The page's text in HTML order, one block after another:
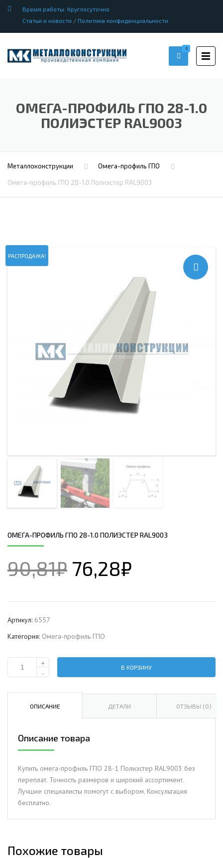
Время работы: Круглосуточно
Статьи и новости / Политика конфиденциальности
0
ОМЕГА-ПРОФИЛЬ ГПО 28-1.0
ПОЛИЭСТЕР RAL9003
Металлоконструкции Омега-профиль ГПО
Омега-профиль ГПО 28-1.0 Полиэстер RAL9003
РАСПРОДАЖА!
ОМЕГА-ПРОФИЛЬ ГПО 28-1.0 ПОЛИЭСТЕР RAL9003
90,81₽ 76,28₽
Артикул: 6557
Категория: Омега-профиль ГПО
Количество
профиль
Полиэстер
RAL9003
+
-
В КОРЗИНУ
ОПИСАНИЕ ДЕТАЛИ ОТЗЫВЫ (0)
Описание товара
Купить омега-профиль ГПО 28-1 Полиэстер RAL9003 без
переплат. Точность размеров и широкий ассортимент.
Лучшие специалисты помогут с выбором. Консультация
бесплатно.
Похожие товары